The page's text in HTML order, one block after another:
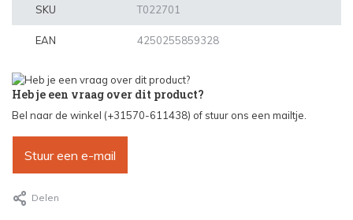
SKU T022701
EAN 4250255859328
Heb je een vraag over dit product?
Bel naar de winkel (+31570-611438) of stuur ons een mailtje.
Stuur een e-mail
Delen